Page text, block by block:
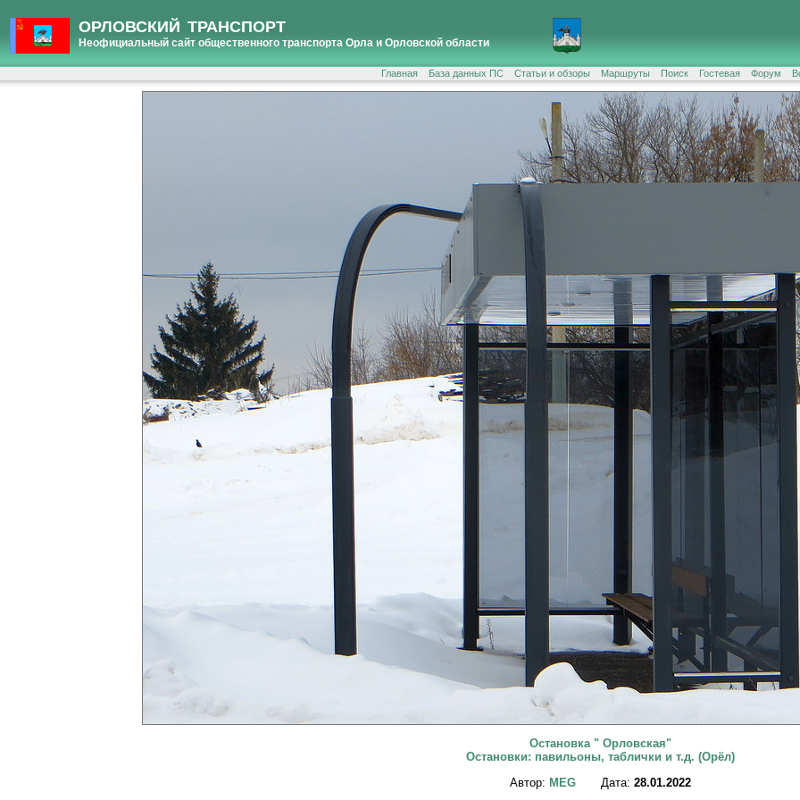
ОРЛОВСКИЙ ТРАНСПОРТ
Неофициальный сайт общественного транспорта Орла и Орловской области
Главная База данных ПС Статьи и обзоры Маршруты Поиск Гостевая Форум
Остановка " Орловская"
Остановки: павильоны, таблички и т.д. (Орёл)
Автор: MEGДата: 28.01.2022